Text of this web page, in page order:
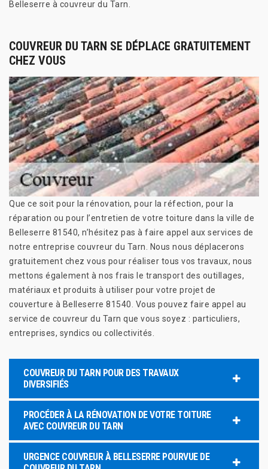
Belleserre à couvreur du Tarn.
COUVREUR DU TARN SE DÉPLACE GRATUITEMENT
CHEZ VOUS
Que ce soit pour la rénovation, pour la réfection, pour la
réparation ou pour l’entretien de votre toiture dans la ville de
Belleserre 81540, n’hésitez pas à faire appel aux services de
notre entreprise couvreur du Tarn. Nous nous déplacerons
gratuitement chez vous pour réaliser tous vos travaux, nous
mettons également à nos frais le transport des outillages,
matériaux et produits à utiliser pour votre projet de
couverture à Belleserre 81540. Vous pouvez faire appel au
service de couvreur du Tarn que vous soyez : particuliers,
entreprises, syndics ou collectivités.
COUVREUR DU TARN POUR DES TRAVAUX
DIVERSIFIÉS
PROCÉDER À LA RÉNOVATION DE VOTRE TOITURE
AVEC COUVREUR DU TARN
URGENCE COUVREUR À BELLESERRE POURVUE DE